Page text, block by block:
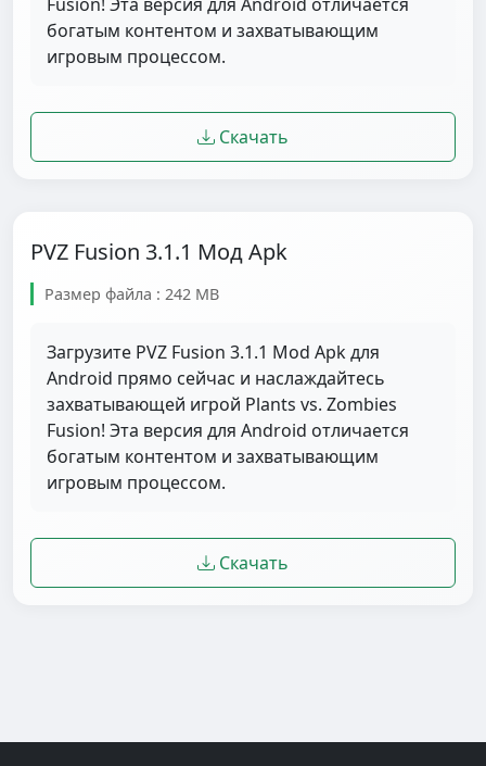
богатым контентом и захватывающим
игровым процессом.
Скачать
PVZ Fusion 3.1.1 Мод Apk
Размер файла : 242 MB
Загрузите PVZ Fusion 3.1.1 Mod Apk для
Android прямо сейчас и наслаждайтесь
захватывающей игрой Plants vs. Zombies
Fusion! Эта версия для Android отличается
богатым контентом и захватывающим
игровым процессом.
Скачать